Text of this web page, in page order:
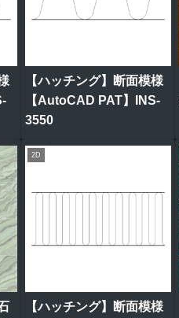
【ハッチング】断面模様
【AutoCAD PAT】INS-
3550
2D
【ハッチング】断面模様